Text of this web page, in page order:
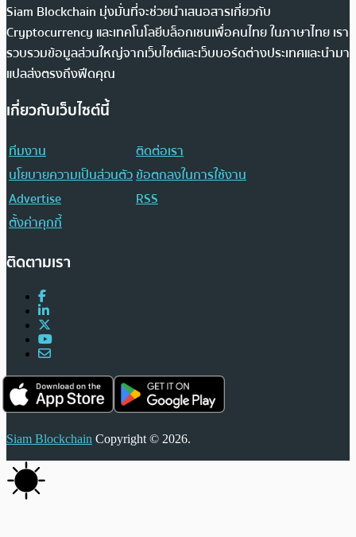
Siam Blockchain มุ่งมั่นที่จะช่วยนำเสนอสารเกี่ยวกับ
Cryptocurrency และเทคโนโลยีบล็อกเชนเพื่อคนไทย ในภาษาไทย เรา
รวบรวมข้อมูลส่วนใหญ่จากเว็บไซต์และเว็บบอร์ดต่างประเทศและนำมา
แปลส่งตรงถึงฟีดคุณ
เกี่ยวกับเว็บไซต์นี้
ทีมงาน
ติดต่อเรา
นโยบายความเป็นส่วนตัวข้อตกลงในการใช้งาน
Advertise
RSS
ตั้งค่าคุกกี้
ติดตามเรา
Siam Blockchain Copyright © 2026.